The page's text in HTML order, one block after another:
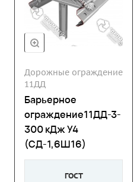
Дорожные ограждение
11ДД
Барьерное
ограждение11ДД-3-
300 кДж У4
(СД-1,6Ш16)
ГОСТ